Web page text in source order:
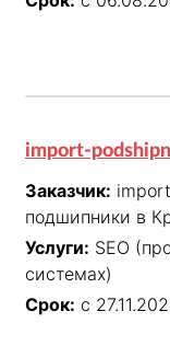
import-
Заказчик:
подшипники в
Услуги: SEO
системах)
Срок: с